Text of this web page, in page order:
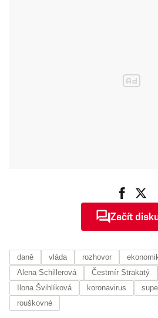
Začít
daně vláda rozhovor
Alena Schillerová
Čestmír Strakatý
Ilona Švihlíková
koronavirus
rouškovné